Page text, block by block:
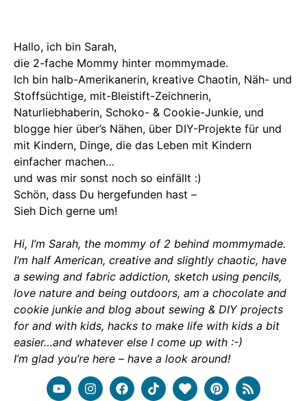
Hallo, ich bin Sarah,
die 2-fache Mommy hinter mommymade.
Ich bin halb-Amerikanerin, kreative Chaotin, Näh- und
Stoffsüchtige, mit-Bleistift-Zeichnerin,
Naturliebhaberin, Schoko- & Cookie-Junkie, und
blogge hier über’s Nähen, über DIY-Projekte für und
mit Kindern, Dinge, die das Leben mit Kindern
einfacher machen…
und was mir sonst noch so einfällt :)
Schön, dass Du hergefunden hast –
Sieh Dich gerne um!
Hi, I’m Sarah, the mommy of 2 behind mommymade.
I’m half American, creative and slightly chaotic, have
a sewing and fabric addiction, sketch using pencils,
love nature and being outdoors, am a chocolate and
cookie junkie and blog about sewing & DIY projects
for and with kids, hacks to make life with kids a bit
easier…and whatever else I come up with :-)
I’m glad you’re here – have a look around!